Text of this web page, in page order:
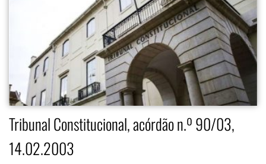
Tribunal Constitucional, acórdão n.º 90/03,
14.02.2003